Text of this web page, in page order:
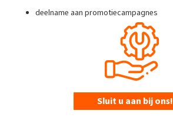
deelname aan promotiecampagnes
Sluit u aan bij ons!